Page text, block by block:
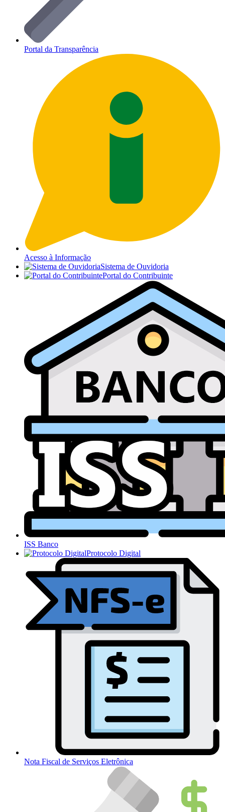
Portal da Transparência
Acesso à Informação
Sistema de Ouvidoria
Portal do Contribuinte
ISS Banco
Protocolo Digital
Nota Fiscal de Serviços Eletrônica